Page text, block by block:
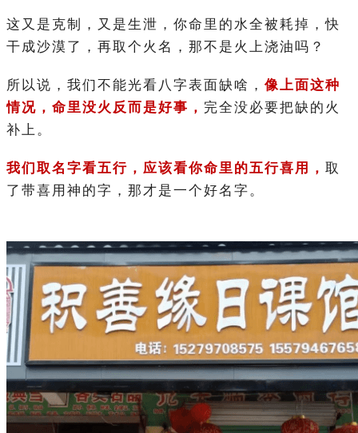
这又是克制，又是生泄，你命里的水全被耗掉，快
干成沙漠了，再取个火名，那不是火上浇油吗？
所以说，我们不能光看八字表面缺啥， 像上面这种
情况，命里没火反而是好事， 完全没必要把缺的火
补上。
我们取名字看五行，应该看你命里的五行喜用， 取
了带喜用神的字，那才是一个好名字。